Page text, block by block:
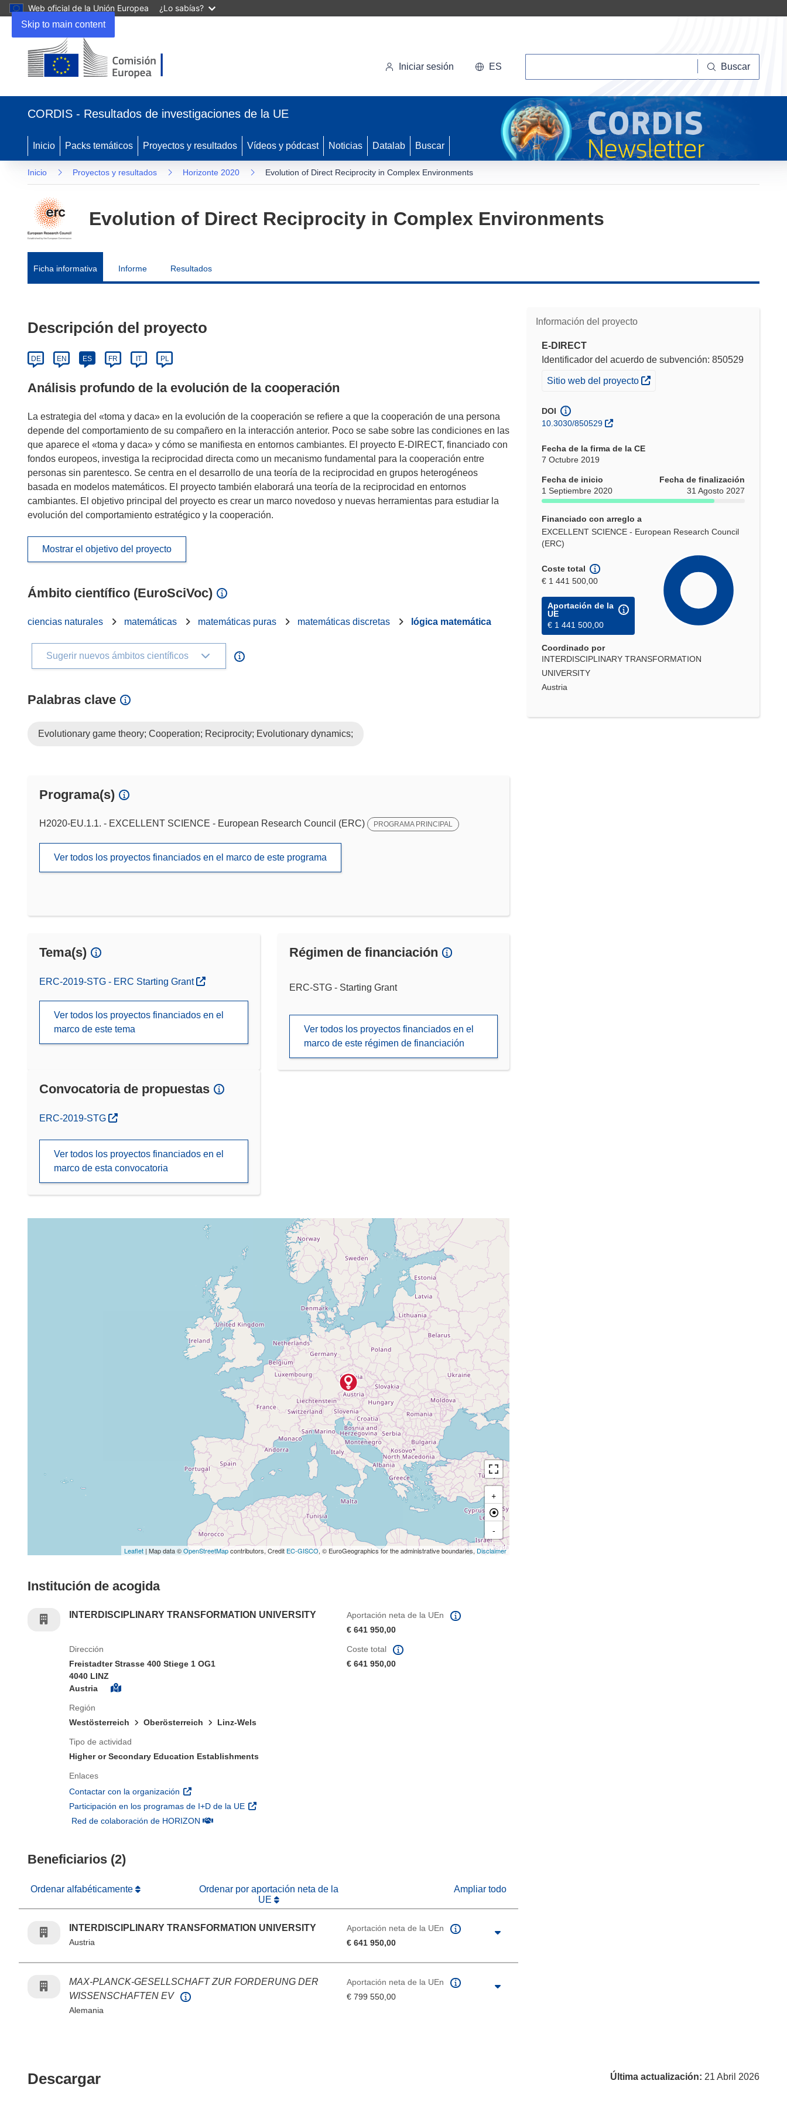
Skip to main content
Web oficial de la Unión Europea ¿Lo sabías?
Iniciar sesión ES Buscar
CORDIS - Resultados de investigaciones de la UE
Inicio Packs temáticos Proyectos y resultados Vídeos y pódcast Noticias Datalab Buscar
Inicio Proyectos y resultados Horizonte 2020 Evolution of Direct Reciprocity in Complex Environments
Evolution of Direct Reciprocity in Complex Environments
Ficha informativa Informe Resultados
Información del proyecto
E-DIRECT
Identificador del acuerdo de subvención: 850529
(se abrirá en una nueva ventana)
Sitio web del proyecto
DOI
10.3030/850529
Fecha de la firma de la CE
7 Octubre 2019
Fecha de inicio
1 Septiembre 2020
Fecha de finalización
31 Agosto 2027
Financiado con arreglo a
EXCELLENT SCIENCE - European Research Council
(ERC)
Coste total
€ 1 441 500,00
Aportación de la
UE
€ 1 441 500,00
Coordinado por
INTERDISCIPLINARY TRANSFORMATION
UNIVERSITY
Austria
Descripción del proyecto
DE EN ES FR IT PL
Análisis profundo de la evolución de la cooperación
La estrategia del «toma y daca» en la evolución de la cooperación se refiere a que la cooperación de una persona
depende del comportamiento de su compañero en la interacción anterior. Poco se sabe sobre las condiciones en las
que aparece el «toma y daca» y cómo se manifiesta en entornos cambiantes. El proyecto E-DIRECT, financiado con
fondos europeos, investiga la reciprocidad directa como un mecanismo fundamental para la cooperación entre
personas sin parentesco. Se centra en el desarrollo de una teoría de la reciprocidad en grupos heterogéneos
basada en modelos matemáticos. El proyecto también elaborará una teoría de la reciprocidad en entornos
cambiantes. El objetivo principal del proyecto es crear un marco novedoso y nuevas herramientas para estudiar la
evolución del comportamiento estratégico y la cooperación.
Mostrar el objetivo del proyecto
Ámbito científico (EuroSciVoc)
ciencias naturales matemáticas matemáticas puras matemáticas discretas lógica matemática
Sugerir nuevos ámbitos científicos
Palabras clave
Evolutionary game theory; Cooperation; Reciprocity; Evolutionary dynamics;
Programa(s)
H2020-EU.1.1. - EXCELLENT SCIENCE - European Research Council (ERC) PROGRAMA PRINCIPAL
Ver todos los proyectos financiados en el marco de este programa
Tema(s)
ERC-2019-STG - ERC Starting Grant
Ver todos los proyectos financiados en el
marco de este tema
Régimen de financiación
ERC-STG - Starting Grant
Ver todos los proyectos financiados en el
marco de este régimen de financiación
Convocatoria de propuestas
(se abrirá en una nueva ventana)
ERC-2019-STG
Ver todos los proyectos financiados en el
marco de esta convocatoria
+
-
Leaflet | Map data ©OpenStreetMapcontributors, Credit EC-GISCO, © EuroGeographics for the administrative boundaries, Disclaimer
Institución de acogida
INTERDISCIPLINARY TRANSFORMATION UNIVERSITY
Aportación neta de la UEn
€ 641 950,00
Dirección
Freistadter Strasse 400 Stiege 1 OG1
4040 LINZ
Austria
Región
Westösterreich
Oberösterreich Linz-Wels
Tipo de actividad
Higher or Secondary Education Establishments
Enlaces
Contactar con la organización (se abrirá en una nueva ventana)
Participación en los programas de I+D de la UE (se abrirá en una nueva ventana)
Red de colaboración de HORIZON(se abrirá en una nueva ventana)
Coste total
€ 641 950,00
Beneficiarios (2)
Ordenar alfabéticamente
Ordenar por aportación neta de la
UE
Ampliar todo
INTERDISCIPLINARY TRANSFORMATION UNIVERSITY
Austria
Aportación neta de la UEn
€ 641 950,00
MAX-PLANCK-GESELLSCHAFT ZUR FORDERUNG DER
WISSENSCHAFTEN EV
Alemania
Aportación neta de la UEn
€ 799 550,00
DescargarDescargar el contenido de la página Última actualización: 21 Abril 2026